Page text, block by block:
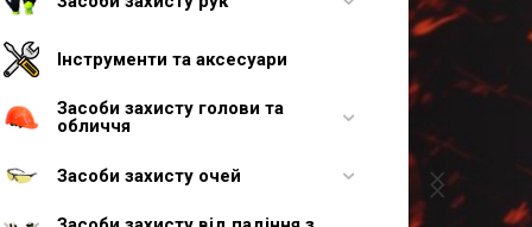
Інструменти та аксесуари
Засоби захисту голови та
обличчя
Засоби захисту очей